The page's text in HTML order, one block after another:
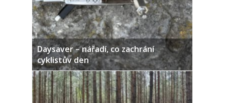
Daysaver – nářadí, co zachrání
cyklistův den